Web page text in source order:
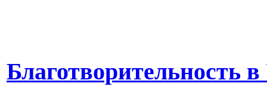
Благотворительность